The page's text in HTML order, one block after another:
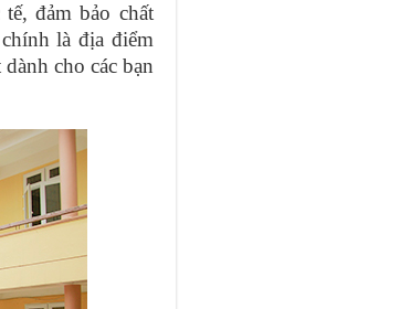
đảm bảo chất
là địa điểm
cho các bạn